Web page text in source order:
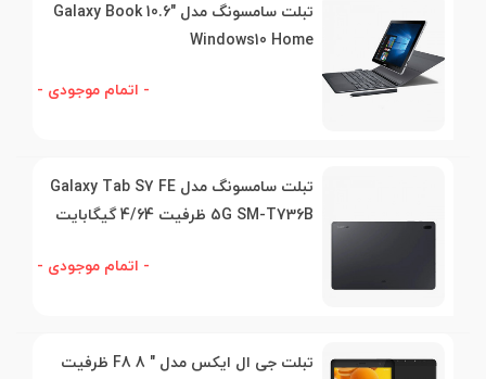
تبلت سامسونگ مدل Galaxy Book 10.6"
Windows10 Home
- اتمام موجودی -
تبلت سامسونگ مدل Galaxy Tab S7 FE
5G SM-T736B ظرفیت 4/64 گیگابایت
- اتمام موجودی -
تبلت جی ال ایکس مدل " 8 F8 ظرفیت